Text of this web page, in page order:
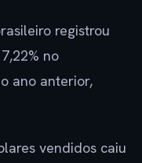
registrou
no
ano anterior,
vendidos caiu